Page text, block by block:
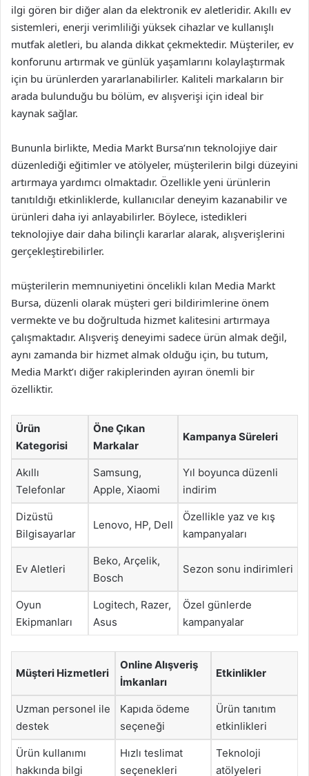
ilgi gören bir diğer alan da elektronik ev aletleridir. Akıllı ev
sistemleri, enerji verimliliği yüksek cihazlar ve kullanışlı
mutfak aletleri, bu alanda dikkat çekmektedir. Müşteriler, ev
konforunu artırmak ve günlük yaşamlarını kolaylaştırmak
için bu ürünlerden yararlanabilirler. Kaliteli markaların bir
arada bulunduğu bu bölüm, ev alışverişi için ideal bir
kaynak sağlar.
Bununla birlikte, Media Markt Bursa’nın teknolojiye dair
düzenlediği eğitimler ve atölyeler, müşterilerin bilgi düzeyini
artırmaya yardımcı olmaktadır. Özellikle yeni ürünlerin
tanıtıldığı etkinliklerde, kullanıcılar deneyim kazanabilir ve
ürünleri daha iyi anlayabilirler. Böylece, istedikleri
teknolojiye dair daha bilinçli kararlar alarak, alışverişlerini
gerçekleştirebilirler.
müşterilerin memnuniyetini öncelikli kılan Media Markt
Bursa, düzenli olarak müşteri geri bildirimlerine önem
vermekte ve bu doğrultuda hizmet kalitesini artırmaya
çalışmaktadır. Alışveriş deneyimi sadece ürün almak değil,
aynı zamanda bir hizmet almak olduğu için, bu tutum,
Media Markt’ı diğer rakiplerinden ayıran önemli bir
özelliktir.
Ürün
Kategorisi
Öne Çıkan
Markalar
Kampanya Süreleri
Akıllı
Telefonlar
Samsung,
Apple, Xiaomi
Yıl boyunca düzenli
indirim
Dizüstü
Bilgisayarlar
Lenovo, HP, Dell
Özellikle yaz ve kış
kampanyaları
Ev Aletleri
Beko, Arçelik,
Bosch
Sezon sonu indirimleri
Oyun
Ekipmanları
Logitech, Razer,
Asus
Özel günlerde
kampanyalar
Müşteri Hizmetleri
Online Alışveriş
İmkanları
Etkinlikler
Uzman personel ile
destek
Kapıda ödeme
seçeneği
Ürün tanıtım
etkinlikleri
Ürün kullanımı
hakkında bilgi
Hızlı teslimat
seçenekleri
Teknoloji
atölyeleri